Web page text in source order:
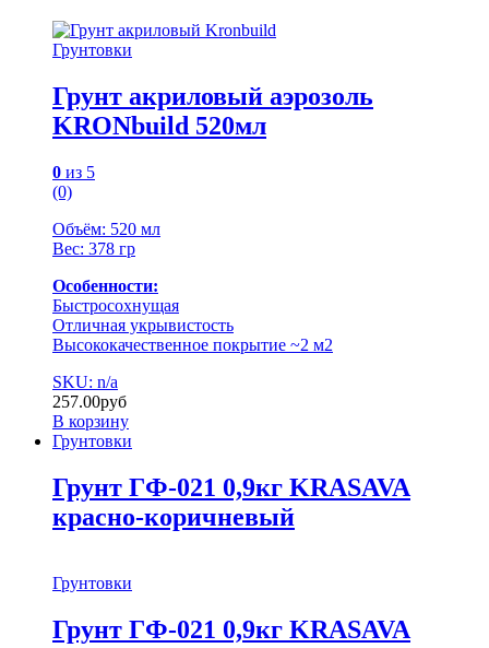
Грунтовки
Грунт акриловый аэрозоль
KRONbuild 520мл
0 из 5
(0)
Объём: 520 мл
Вес: 378 гр
Особенности:
Быстросохнущая
Отличная укрывистость
Высококачественное покрытие ~2 м2
SKU: n/a
257.00руб
В корзину
Грунтовки
Грунт ГФ-021 0,9кг KRASAVA
красно-коричневый
Грунтовки
Грунт ГФ-021 0,9кг KRASAVA